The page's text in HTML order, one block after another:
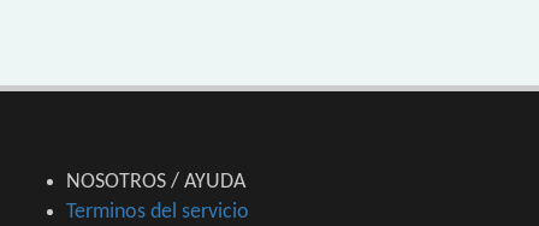
NOSOTROS / AYUDA
Terminos del servicio